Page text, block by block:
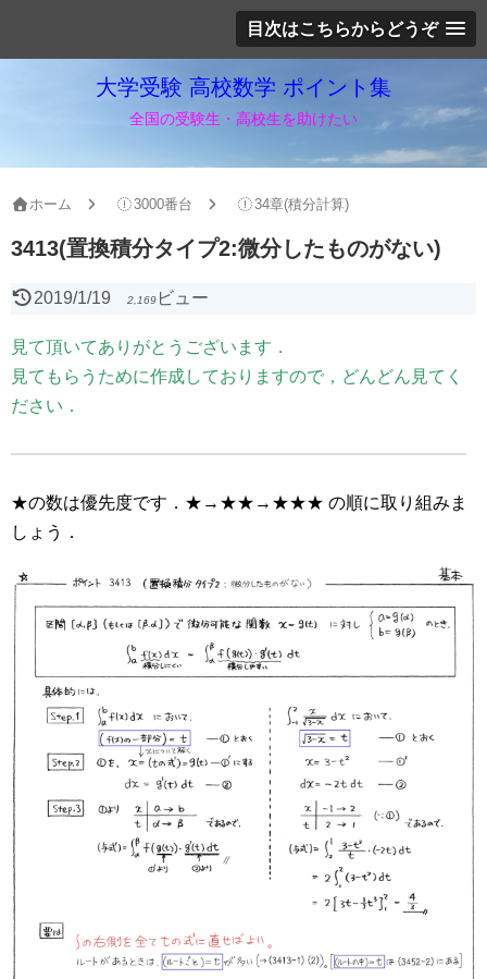
目次はこちらからどうぞ
大学受験 高校数学 ポイント集
全国の受験生・高校生を助けたい
ホーム 3000番台 34章(積分計算)
3413(置換積分タイプ2:微分したものがない)
2019/1/19 2,169ビュー
見て頂いてありがとうございます．
見てもらうために作成しておりますので，どんどん見てく
ださい．
★の数は優先度です．★→★★→★★★ の順に取り組みま
しょう．